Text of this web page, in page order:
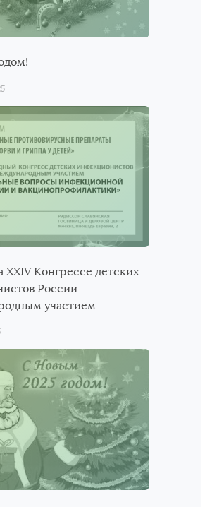
Конгрессе детских
России
участием